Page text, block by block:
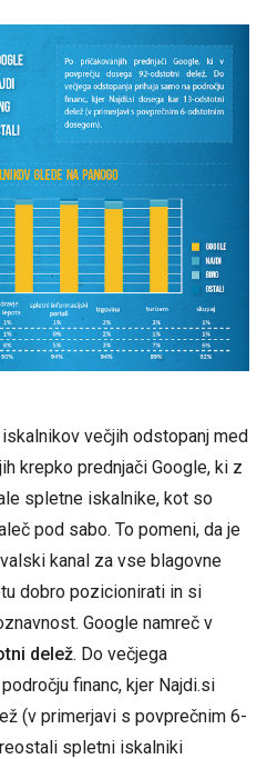
večjih odstopanj med
krepko prednjači Google, ki z
spletne iskalnike, kot so
pod sabo. To pomeni, da je
kanal za vse blagovne
dobro pozicionirati in si
Google namreč v
delež. Do večjega
financ, kjer Najdi.si
(v primerjavi s povprečnim 6-
spletni iskalniki